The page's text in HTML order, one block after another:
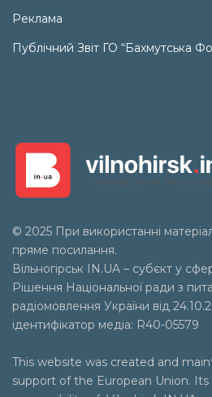
Реклама
Публічний Звіт ГО “Бахмутська
© 2025 При використанні
пряме посилання.
Вільногірськ IN.UA – субєкт у
Рішення Національної ради з
радіомовлення України від
ідентифікатор медіа: R40-05579
This website was created and
support of the European Union.